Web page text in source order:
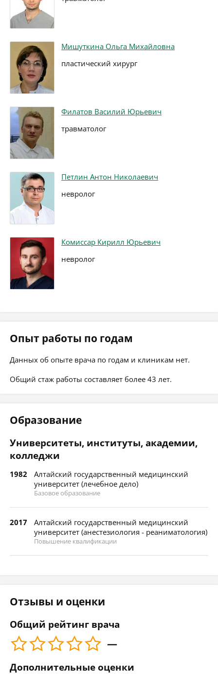
Мишуткина Ольга Михайловна
пластический хирург
Филатов Василий Юрьевич
травматолог
Петлин Антон Николаевич
невролог
Комиссар Кирилл Юрьевич
невролог
Опыт работы по годам
Данных об опыте врача по годам и клиникам нет.
Общий стаж работы составляет более 43 лет.
Образование
Университеты, институты, академии,
колледжи
1982
Алтайский государственный медицинский
университет (лечебное дело)
Базовое образование
2017
Алтайский государственный медицинский
университет (анестезиология - реаниматология)
Повышение квалификации
Отзывы и оценки
Общий рейтинг врача
—
Дополнительные оценки